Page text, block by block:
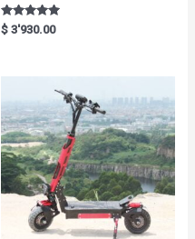
Rated
5.00
$ 3'930.00